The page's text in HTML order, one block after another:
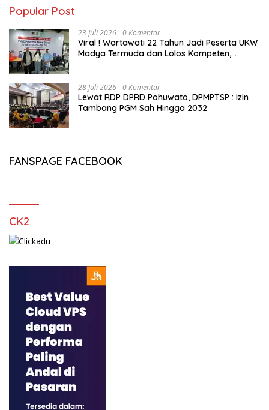
Popular Post
23 Juli 2026 0 Komentar
Viral ! Wartawati 22 Tahun Jadi Peserta UKW
Madya Termuda dan Lolos Kompeten,
28 Juli 2026 0 Komentar
Lewat RDP DPRD Pohuwato, DPMPTSP : Izin
Tambang PGM Sah Hingga 2032
FANSPAGE FACEBOOK
CK2